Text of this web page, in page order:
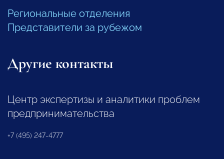
Региональные отделения
Представители за рубежом
Другие контакты
Центр экспертизы и аналитики проблем
предпринимательства
+7 (495) 247-4777